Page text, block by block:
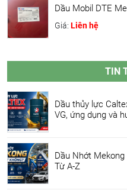
Dầu Mobil DTE
Giá: Liên hệ
TIN
Dầu thủy lực
VG, ứng dụng và
Dầu Nhớt
Từ A-Z